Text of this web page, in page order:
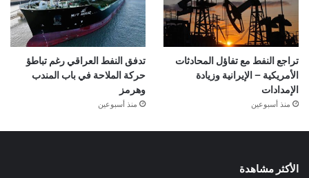
تراجع النفط مع تفاؤل المحادثات
الأمريكية – الإيرانية وزيادة
الإمدادات
منذ أسبوعين
تدفق النفط العراقي رغم تباطؤ
حركة الملاحة في باب المندب
وهرمز
منذ أسبوعين
الأكثر مشاهدة